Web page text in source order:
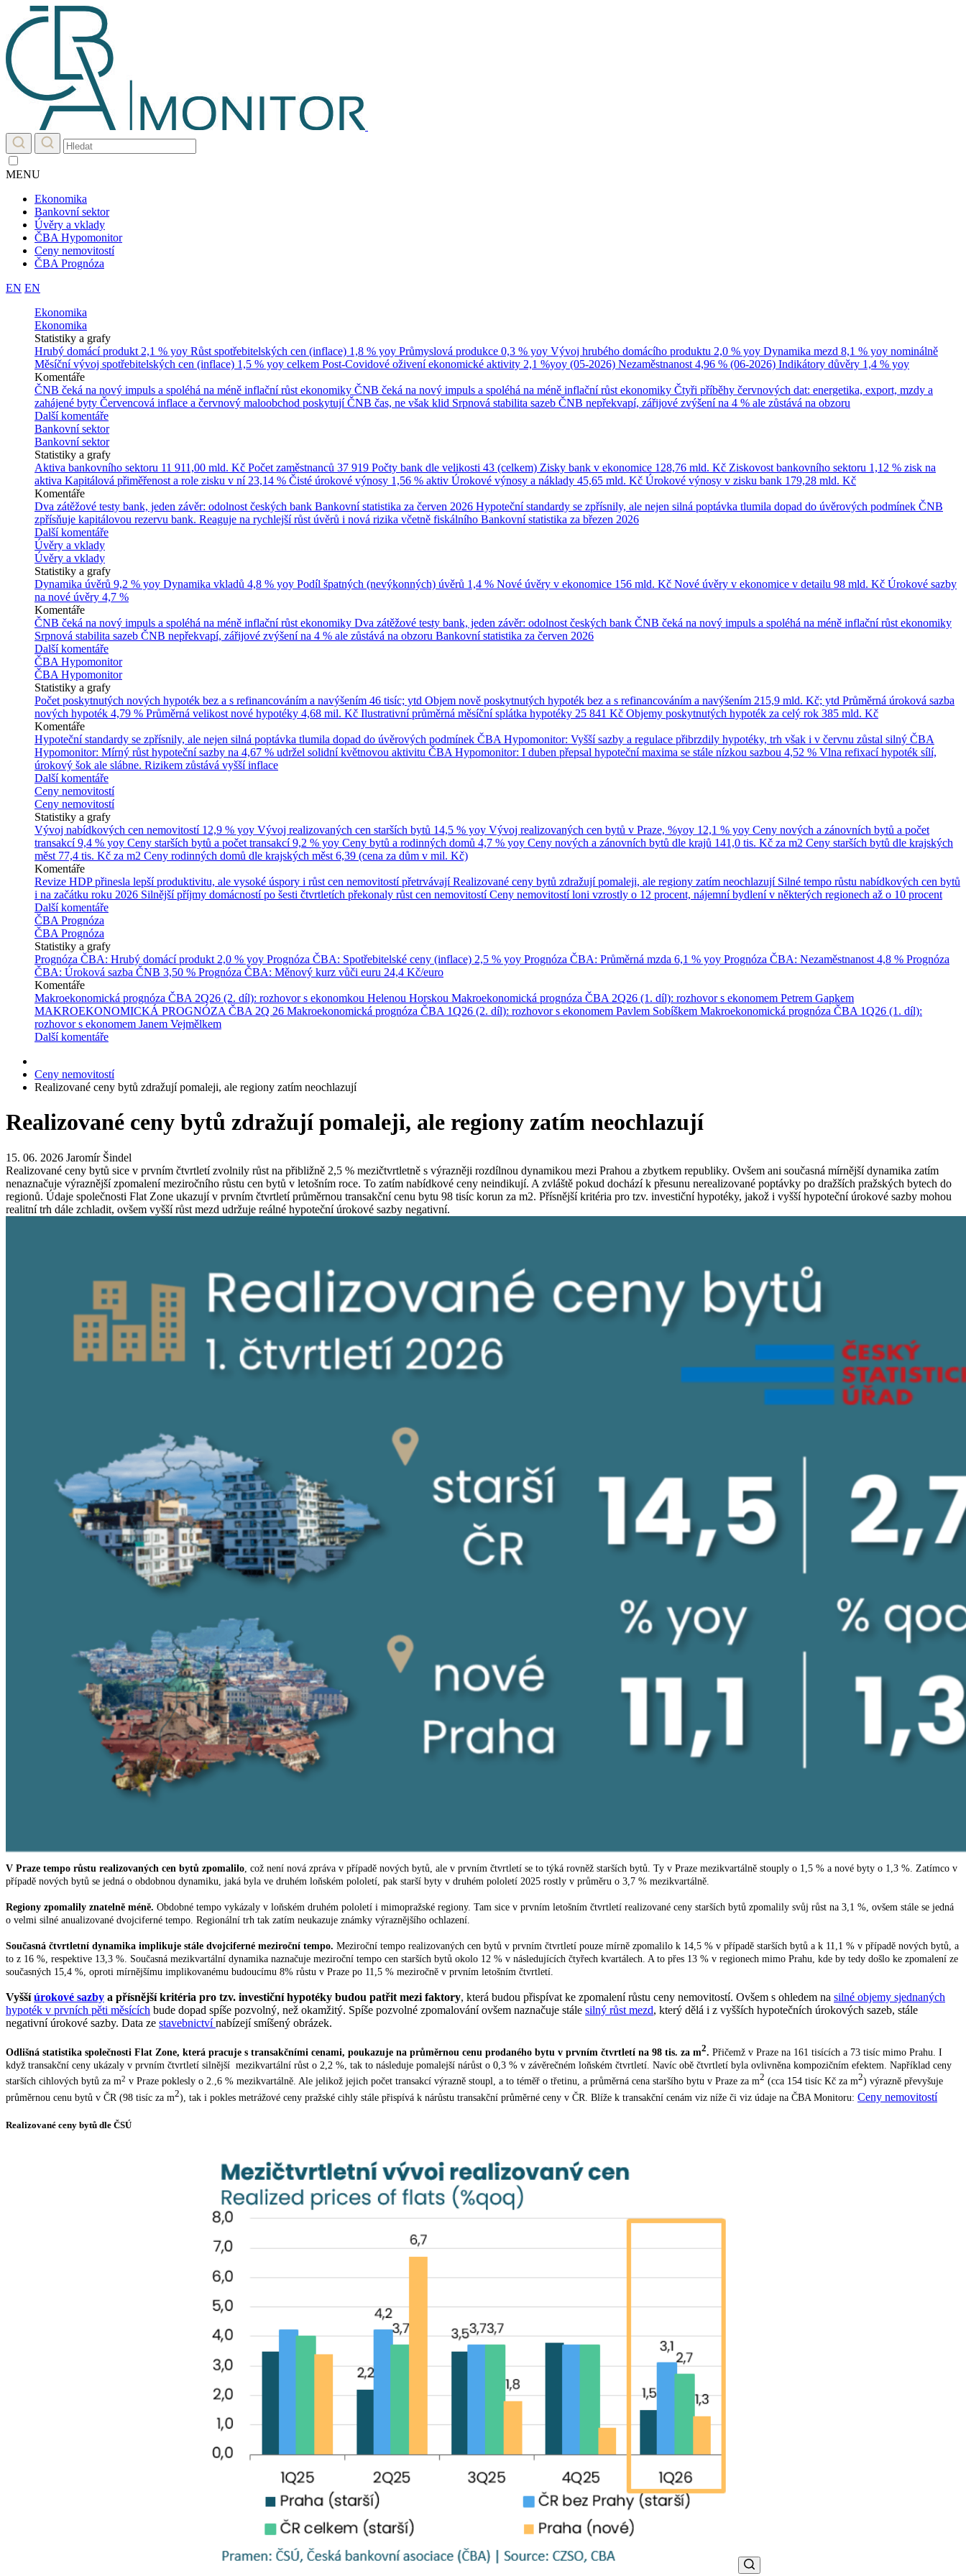
MENU
Ekonomika
Bankovní sektor
Úvěry a vklady
ČBA Hypomonitor
Ceny nemovitostí
ČBA Prognóza
EN EN
Ekonomika
Ekonomika
Statistiky a grafy
Hrubý domácí produkt 2,1 % yoy Růst spotřebitelských cen (inflace) 1,8 % yoy Průmyslová produkce 0,3 % yoy Vývoj hrubého domácího produktu 2,0 % yoy Dynamika mezd 8,1 % yoy nominálně
Měsíční vývoj spotřebitelských cen (inflace) 1,5 % yoy celkem Post-Covidové oživení ekonomické aktivity 2,1 %yoy (05-2026) Nezaměstnanost 4,96 % (06-2026) Indikátory důvěry 1,4 % yoy
Komentáře
ČNB čeká na nový impuls a spoléhá na méně inflační růst ekonomiky ČNB čeká na nový impuls a spoléhá na méně inflační růst ekonomiky Čtyři příběhy červnových dat: energetika, export, mzdy a
zahájené byty Červencová inflace a červnový maloobchod poskytují ČNB čas, ne však klid Srpnová stabilita sazeb ČNB nepřekvapí, zářijové zvýšení na 4 % ale zůstává na obzoru
Další komentáře
Bankovní sektor
Bankovní sektor
Statistiky a grafy
Aktiva bankovního sektoru 11 911,00 mld. Kč Počet zaměstnanců 37 919 Počty bank dle velikosti 43 (celkem) Zisky bank v ekonomice 128,76 mld. Kč Ziskovost bankovního sektoru 1,12 % zisk na
aktiva Kapitálová přiměřenost a role zisku v ní 23,14 % Čisté úrokové výnosy 1,56 % aktiv Úrokové výnosy a náklady 45,65 mld. Kč Úrokové výnosy v zisku bank 179,28 mld. Kč
Komentáře
Dva zátěžové testy bank, jeden závěr: odolnost českých bank Bankovní statistika za červen 2026 Hypoteční standardy se zpřísnily, ale nejen silná poptávka tlumila dopad do úvěrových podmínek ČNB
zpřísňuje kapitálovou rezervu bank. Reaguje na rychlejší růst úvěrů i nová rizika včetně fiskálního Bankovní statistika za březen 2026
Další komentáře
Úvěry a vklady
Úvěry a vklady
Statistiky a grafy
Dynamika úvěrů 9,2 % yoy Dynamika vkladů 4,8 % yoy Podíl špatných (nevýkonných) úvěrů 1,4 % Nové úvěry v ekonomice 156 mld. Kč Nové úvěry v ekonomice v detailu 98 mld. Kč Úrokové sazby
na nové úvěry 4,7 %
Komentáře
ČNB čeká na nový impuls a spoléhá na méně inflační růst ekonomiky Dva zátěžové testy bank, jeden závěr: odolnost českých bank ČNB čeká na nový impuls a spoléhá na méně inflační růst ekonomiky
Srpnová stabilita sazeb ČNB nepřekvapí, zářijové zvýšení na 4 % ale zůstává na obzoru Bankovní statistika za červen 2026
Další komentáře
ČBA Hypomonitor
ČBA Hypomonitor
Statistiky a grafy
Počet poskytnutých nových hypoték bez a s refinancováním a navýšením 46 tisíc; ytd Objem nově poskytnutých hypoték bez a s refinancováním a navýšením 215,9 mld. Kč; ytd Průměrná úroková sazba
nových hypoték 4,79 % Průměrná velikost nové hypotéky 4,68 mil. Kč Ilustrativní průměrná měsíční splátka hypotéky 25 841 Kč Objemy poskytnutých hypoték za celý rok 385 mld. Kč
Komentáře
Hypoteční standardy se zpřísnily, ale nejen silná poptávka tlumila dopad do úvěrových podmínek ČBA Hypomonitor: Vyšší sazby a regulace přibrzdily hypotéky, trh však i v červnu zůstal silný ČBA
Hypomonitor: Mírný růst hypoteční sazby na 4,67 % udržel solidní květnovou aktivitu ČBA Hypomonitor: I duben přepsal hypoteční maxima se stále nízkou sazbou 4,52 % Vlna refixací hypoték sílí,
úrokový šok ale slábne. Rizikem zůstává vyšší inflace
Další komentáře
Ceny nemovitostí
Ceny nemovitostí
Statistiky a grafy
Vývoj nabídkových cen nemovitostí 12,9 % yoy Vývoj realizovaných cen starších bytů 14,5 % yoy Vývoj realizovaných cen bytů v Praze, %yoy 12,1 % yoy Ceny nových a zánovních bytů a počet
transakcí 9,4 % yoy Ceny starších bytů a počet transakcí 9,2 % yoy Ceny bytů a rodinných domů 4,7 % yoy Ceny nových a zánovních bytů dle krajů 141,0 tis. Kč za m2 Ceny starších bytů dle krajských
měst 77,4 tis. Kč za m2 Ceny rodinných domů dle krajských měst 6,39 (cena za dům v mil. Kč)
Komentáře
Revize HDP přinesla lepší produktivitu, ale vysoké úspory i růst cen nemovitostí přetrvávají Realizované ceny bytů zdražují pomaleji, ale regiony zatím neochlazují Silné tempo růstu nabídkových cen bytů
i na začátku roku 2026 Silnější příjmy domácností po šesti čtvrtletích překonaly růst cen nemovitostí Ceny nemovitostí loni vzrostly o 12 procent, nájemní bydlení v některých regionech až o 10 procent
Další komentáře
ČBA Prognóza
ČBA Prognóza
Statistiky a grafy
Prognóza ČBA: Hrubý domácí produkt 2,0 % yoy Prognóza ČBA: Spotřebitelské ceny (inflace) 2,5 % yoy Prognóza ČBA: Průměrná mzda 6,1 % yoy Prognóza ČBA: Nezaměstnanost 4,8 % Prognóza
ČBA: Úroková sazba ČNB 3,50 % Prognóza ČBA: Měnový kurz vůči euru 24,4 Kč/euro
Komentáře
Makroekonomická prognóza ČBA 2Q26 (2. díl): rozhovor s ekonomkou Helenou Horskou Makroekonomická prognóza ČBA 2Q26 (1. díl): rozhovor s ekonomem Petrem Gapkem
MAKROEKONOMICKÁ PROGNÓZA ČBA 2Q 26 Makroekonomická prognóza ČBA 1Q26 (2. díl): rozhovor s ekonomem Pavlem Sobíškem Makroekonomická prognóza ČBA 1Q26 (1. díl):
rozhovor s ekonomem Janem Vejmělkem
Další komentáře
Ceny nemovitostí
Realizované ceny bytů zdražují pomaleji, ale regiony zatím neochlazují
Realizované ceny bytů zdražují pomaleji, ale regiony zatím neochlazují
15. 06. 2026 Jaromír Šindel
Realizované ceny bytů sice v prvním čtvrtletí zvolnily růst na přibližně 2,5 % mezičtvrtletně s výrazněji rozdílnou dynamikou mezi Prahou a zbytkem republiky. Ovšem ani současná mírnější dynamika zatím
nenaznačuje výraznější zpomalení meziročního růstu cen bytů v letošním roce. To zatím nabídkové ceny neindikují. A zvláště pokud dochází k přesunu nerealizované poptávky po dražších pražských bytech do
regionů. Údaje společnosti Flat Zone ukazují v prvním čtvrtletí průměrnou transakční cenu bytu 98 tisíc korun za m2. Přísnější kritéria pro tzv. investiční hypotéky, jakož i vyšší hypoteční úrokové sazby mohou
realitní trh dále zchladit, ovšem vyšší růst mezd udržuje reálné hypoteční úrokové sazby negativní.
V Praze tempo růstu realizovaných cen bytů zpomalilo , což není nová zpráva v případě nových bytů, ale v prvním čtvrtletí se to týká rovněž starších bytů. Ty v Praze mezikvartálně stouply o 1,5 % a nové byty o 1,3 %. Zatímco v
případě nových bytů se jedná o obdobnou dynamiku, jaká byla ve druhém loňském pololetí, pak starší byty v druhém pololetí 2025 rostly v průměru o 3,7 % mezikvartálně.
Regiony zpomalily znatelně méně. Obdobné tempo vykázaly v loňském druhém pololetí i mimopražské regiony. Tam sice v prvním letošním čtvrtletí realizované ceny starších bytů zpomalily svůj růst na 3,1 %, ovšem stále se jedná
o velmi silné anualizované dvojciferné tempo. Regionální trh tak zatím neukazuje známky výraznějšího ochlazení.
Současná čtvrtletní dynamika implikuje stále dvojciferné meziroční tempo. Meziroční tempo realizovaných cen bytů v prvním čtvrtletí pouze mírně zpomalilo k 14,5 % v případě starších bytů a k 11,1 % v případě nových bytů, a
to z 16 %, respektive 13,3 %. Současná mezikvartální dynamika naznačuje meziroční tempo cen starších bytů okolo 12 % v následujících čtyřech kvartálech. A to přes 13 % v regionech mimo Prahu, kde by tedy došlo ke zpomalení ze
současných 15,4 %, oproti mírnějšímu implikovanému budoucímu 8% růstu v Praze po 11,5 % meziročně v prvním letošním čtvrtletí.
Vyššíúrokové sazby a přísnější kritéria pro tzv. investiční hypotéky budou patřit mezi faktory, která budou přispívat ke zpomalení růstu ceny nemovitostí. Ovšem s ohledem na silné objemy sjednaných
hypoték v prvních pěti měsících bude dopad spíše pozvolný, než okamžitý. Spíše pozvolné zpomalování ovšem naznačuje stále silný růst mezd, který dělá i z vyšších hypotečních úrokových sazeb, stále
negativní úrokové sazby. Data ze stavebnictvínabízejí smíšený obrázek.
Odlišná statistika společnosti Flat Zone, která pracuje s transakčními cenami, poukazuje na průměrnou cenu prodaného bytu v prvním čtvrtletí na 98 tis. za m2. Přičemž v Praze na 161 tisících a 73 tisíc mimo Prahu. I
když transakční ceny ukázaly v prvním čtvrtletí silnější mezikvartální růst o 2,2 %, tak to následuje pomalejší nárůst o 0,3 % v závěrečném loňském čtvrtletí. Navíc obě čtvrtletí byla ovlivněna kompozičním efektem. Například ceny
starších cihlových bytů za m2 v Praze poklesly o 2.,6 % mezikvartálně. Ale jelikož jejich počet transakcí výrazně stoupl, a to téměř o třetinu, a průměrná cena staršího bytu v Praze za m2 (cca 154 tisíc Kč za m2) výrazně převyšuje
průměrnou cenu bytů v ČR (98 tisíc za m2), tak i pokles metrážové ceny pražské cihly stále přispívá k nárůstu transakční průměrné ceny v ČR. Blíže k transakční cenám viz níže či viz údaje na ČBA Monitoru: Ceny nemovitostí
Realizované ceny bytů dle ČSÚ